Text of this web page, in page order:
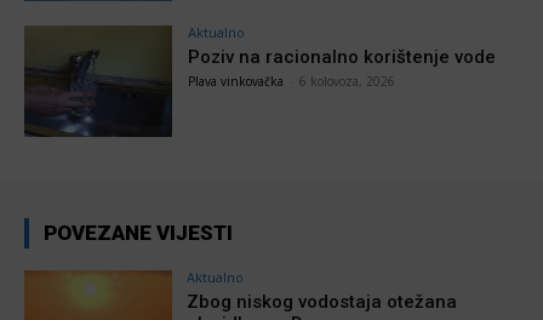
Aktualno
Poziv na racionalno korištenje vode
Plava vinkovačka 6 kolovoza, 2026
POVEZANE VIJESTI
Aktualno
Zbog niskog vodostaja otežana